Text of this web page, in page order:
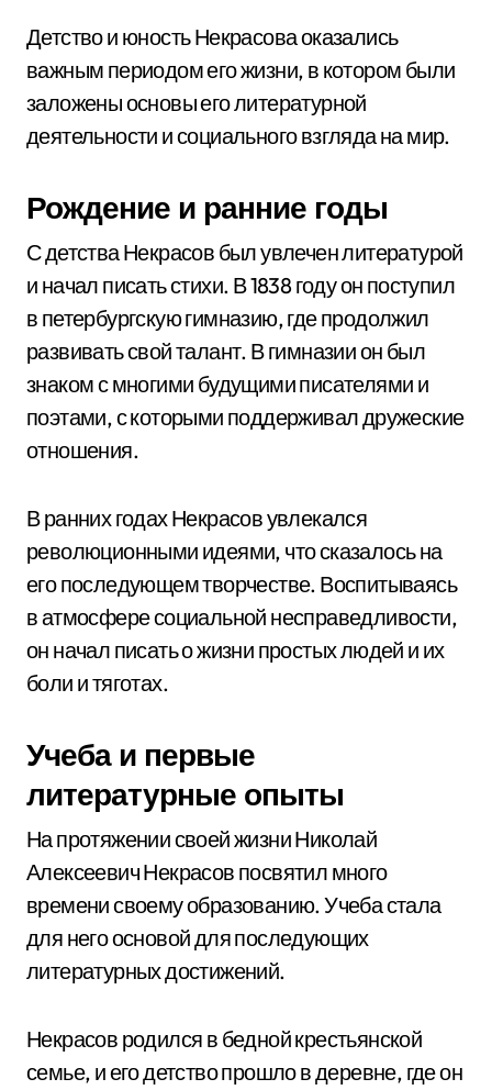
Детство и юность Некрасова оказались
важным периодом его жизни, в котором были
заложены основы его литературной
деятельности и социального взгляда на мир.
Рождение и ранние годы
С детства Некрасов был увлечен литературой
и начал писать стихи. В 1838 году он поступил
в петербургскую гимназию, где продолжил
развивать свой талант. В гимназии он был
знаком с многими будущими писателями и
поэтами, с которыми поддерживал дружеские
отношения.
В ранних годах Некрасов увлекался
революционными идеями, что сказалось на
его последующем творчестве. Воспитываясь
в атмосфере социальной несправедливости,
он начал писать о жизни простых людей и их
боли и тяготах.
Учеба и первые
литературные опыты
На протяжении своей жизни Николай
Алексеевич Некрасов посвятил много
времени своему образованию. Учеба стала
для него основой для последующих
литературных достижений.
Некрасов родился в бедной крестьянской
семье, и его детство прошло в деревне, где он